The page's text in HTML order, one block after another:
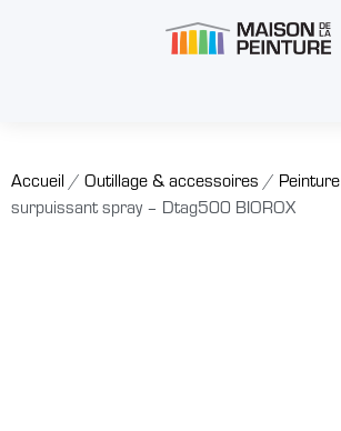
Accueil / Outillage & accessoires / Peinture
surpuissant spray – Dtag500 BIOROX